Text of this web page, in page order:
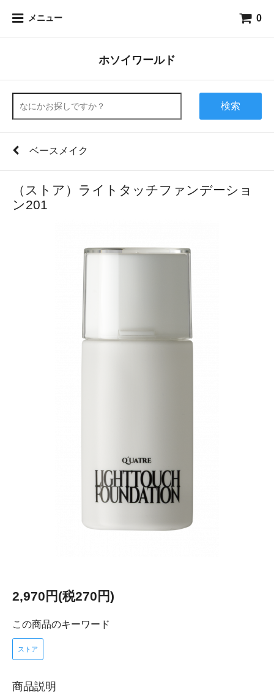
メニュー 0
ホソイワールド
検索
ベースメイク
（ストア）ライトタッチファンデーショ
ン201
2,970円(税270円)
この商品のキーワード
ストア
商品説明